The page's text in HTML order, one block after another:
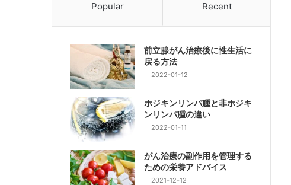
Popular Recent
前立腺がん治療後に性生活に
戻る方法
2022-01-12
ホジキンリンパ腫と非ホジキ
ンリンパ腫の違い
2022-01-11
がん治療の副作用を管理する
ための栄養アドバイス
2021-12-12